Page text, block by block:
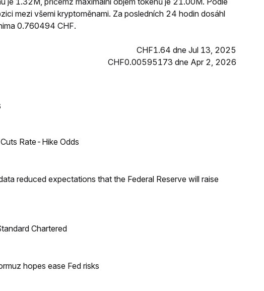
mezi všemi kryptoměnami. Za posledních 24 hodin dosáhl
0.760494 CHF.
CHF1.64 dne Jul 13, 2025
CHF0.00595173 dne Apr 2, 2026
Rate-Hike Odds
reduced expectations that the Federal Reserve will raise
Chartered
hopes ease Fed risks